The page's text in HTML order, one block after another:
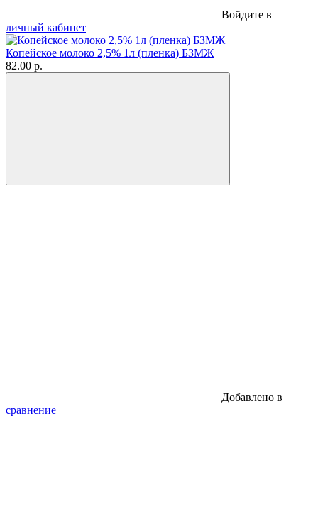
Войдите в
личный кабинет
Копейское молоко 2,5% 1л (пленка) БЗМЖ
82.00 р.
Добавлено в
сравнение